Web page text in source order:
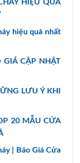
HIỆU QUẢ
hiệu quả nhất
GIÁ CẬP NHẬT
LƯU Ý KHI
20 MẪU CỬA
| Báo Giá Cửa